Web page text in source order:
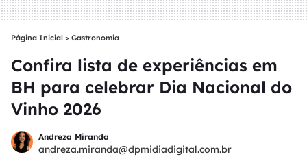
Página Inicial > Gastronomia
Confira lista de experiências em
BH para celebrar Dia Nacional do
Vinho 2026
Andreza Miranda
andreza.miranda@dpmidiadigital.com.br